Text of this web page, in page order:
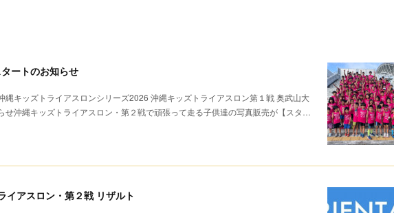
ートのお知らせ
縄キッズトライアスロンシリーズ2026 沖縄キッズトライアスロン第１戦 奥武山大
せ沖縄キッズトライアスロン・第２戦で頑張って走る子供達の写真販売が【スタ…
イアスロン・第２戦 リザルト